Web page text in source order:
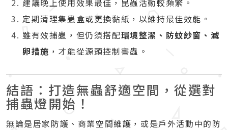
定期清理集蟲盒或更換黏紙，以維持最佳效能。
雖有效捕蟲，但仍須搭配環境整潔、防蚊紗窗、滅
卵措施 ，才能從源頭控制害蟲。
結語：打造無蟲舒適空間，從選對
捕蟲燈開始！
無論是居家防護、商業空間維護，或是戶外活動中的防